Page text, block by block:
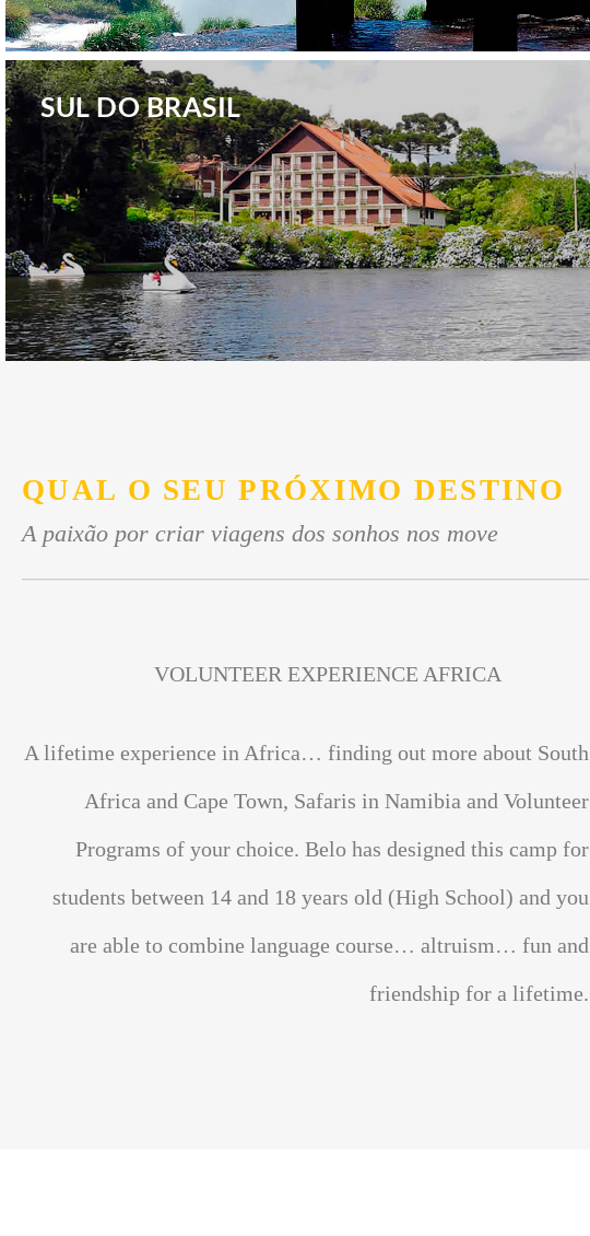
.
SUL DO BRASIL
QUAL O SEU PRÓXIMO DESTINO
A paixão por criar viagens dos sonhos nos move
VOLUNTEER EXPERIENCE AFRICA
A lifetime experience in Africa… finding out more about South
Africa and Cape Town, Safaris in Namibia and Volunteer
Programs of your choice. Belo has designed this camp for
students between 14 and 18 years old (High School) and you
are able to combine language course… altruism… fun and
friendship for a lifetime.